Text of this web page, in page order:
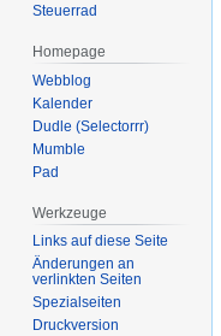
Steuerrad
Homepage
Webblog
Kalender
Dudle (Selectorrr)
Mumble
Pad
Werkzeuge
Links auf diese Seite
Änderungen an
verlinkten Seiten
Spezialseiten
Druckversion